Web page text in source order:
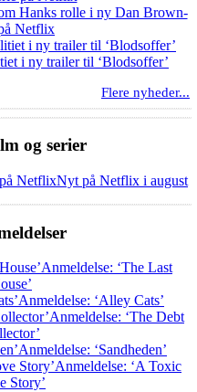
Hanks rolle i ny Dan Brown-
Netflix
i ny trailer til ‘Blodsoffer’
Flere nyheder...
og serier
Nyt på Netflix i august
Anmeldelse: ‘The Last
Anmeldelse: ‘Alley Cats’
Anmeldelse: ‘The Debt
Anmeldelse: ‘Sandheden’
Anmeldelse: ‘A Toxic
Story’